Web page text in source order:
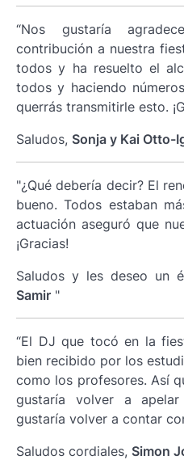
“Nos gustaría
contribución a nuestra
todos y ha resuelto el
todos y haciendo
querrás transmitirle esto.
Saludos, Sonja y Kai Otto-
"¿Qué debería decir? El
bueno. Todos estaban
actuación aseguró que
¡Gracias!
Saludos y les deseo un
Samir "
“El DJ que tocó en la
bien recibido por los
como los profesores. Así
gustaría volver a
gustaría volver a contar
Saludos cordiales, Simon